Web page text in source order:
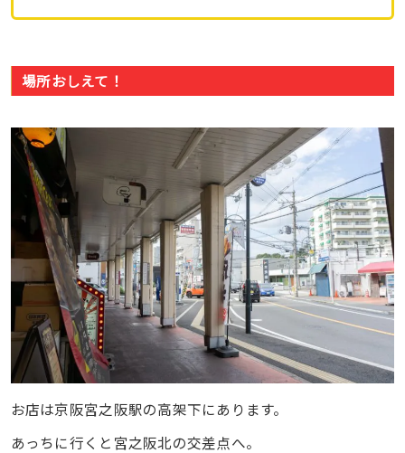
場所おしえて！
お店は京阪宮之阪駅の高架下にあります。
あっちに行くと宮之阪北の交差点へ。